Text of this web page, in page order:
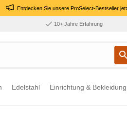
Entdecken Sie unsere ProSelect-Bestseller
10+ Jahre Erfahrung
Edelstahl Einrichtung & Bekleidung